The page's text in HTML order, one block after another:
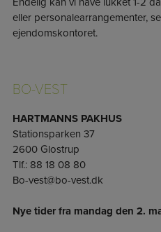
eller personalearrangementer,
ejendomskontoret.
BO-VEST
HARTMANNS PAKHUS
Stationsparken 37
2600 Glostrup
Tlf.: 88 18 08 80
Bo-vest@bo-vest.dk
Nye tider fra mandag den 2.